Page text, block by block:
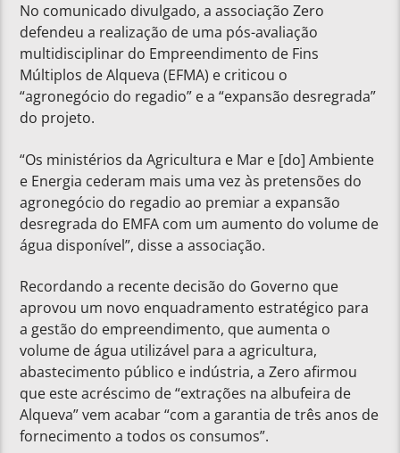
No comunicado divulgado, a associação Zero
defendeu a realização de uma pós-avaliação
multidisciplinar do Empreendimento de Fins
Múltiplos de Alqueva (EFMA) e criticou o
“agronegócio do regadio” e a “expansão desregrada”
do projeto.
“Os ministérios da Agricultura e Mar e [do] Ambiente
e Energia cederam mais uma vez às pretensões do
agronegócio do regadio ao premiar a expansão
desregrada do EMFA com um aumento do volume de
água disponível”, disse a associação.
Recordando a recente decisão do Governo que
aprovou um novo enquadramento estratégico para
a gestão do empreendimento, que aumenta o
volume de água utilizável para a agricultura,
abastecimento público e indústria, a Zero afirmou
que este acréscimo de “extrações na albufeira de
Alqueva” vem acabar “com a garantia de três anos de
fornecimento a todos os consumos”.